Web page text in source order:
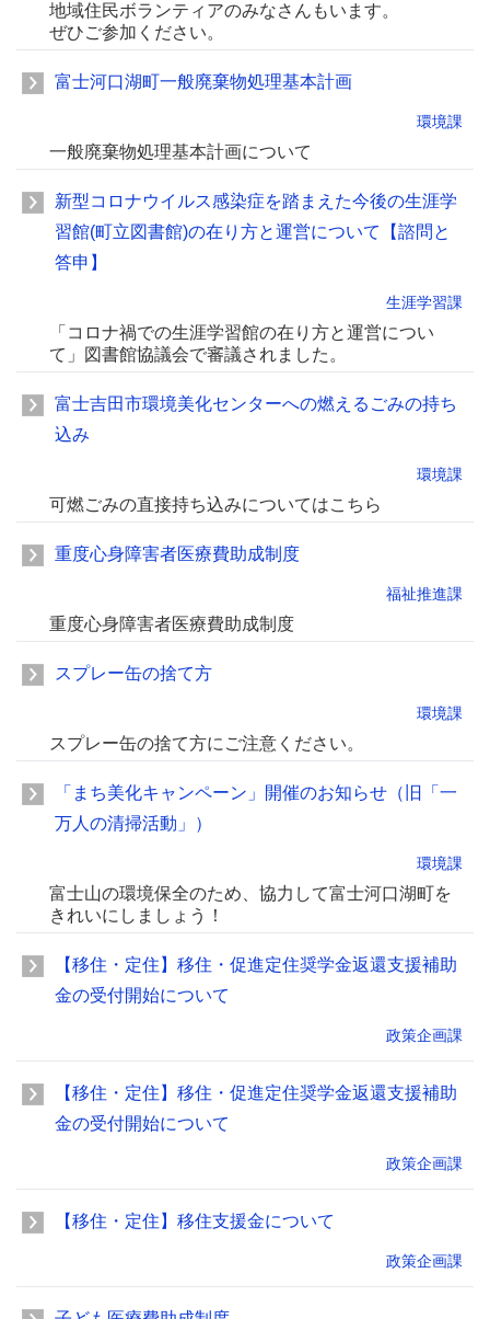
地域住民ボランティアのみなさんもいます。
ぜひご参加ください。
富士河口湖町一般廃棄物処理基本計画
環境課
一般廃棄物処理基本計画について
新型コロナウイルス感染症を踏まえた今後の生涯学
習館(町立図書館)の在り方と運営について【諮問と
答申】
生涯学習課
「コロナ禍での生涯学習館の在り方と運営につい
て」図書館協議会で審議されました。
富士吉田市環境美化センターへの燃えるごみの持ち
込み
環境課
可燃ごみの直接持ち込みについてはこちら
重度心身障害者医療費助成制度
福祉推進課
重度心身障害者医療費助成制度
スプレー缶の捨て方
環境課
スプレー缶の捨て方にご注意ください。
「まち美化キャンペーン」開催のお知らせ（旧「一
万人の清掃活動」）
環境課
富士山の環境保全のため、協力して富士河口湖町を
きれいにしましょう！
【移住・定住】移住・促進定住奨学金返還支援補助
金の受付開始について
政策企画課
【移住・定住】移住・促進定住奨学金返還支援補助
金の受付開始について
政策企画課
【移住・定住】移住支援金について
政策企画課